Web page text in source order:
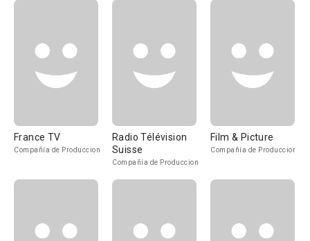
France TV
Compañía de Produccion
Radio Télévision
Suisse
Compañía de Produccion
Film & Picture
Compañía de Produccion